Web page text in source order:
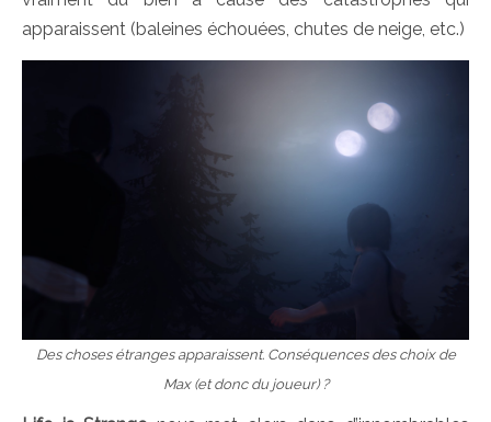
apparaissent (baleines échouées, chutes de neige, etc.)
Des choses étranges apparaissent. Conséquences des choix de
Max (et donc du joueur) ?